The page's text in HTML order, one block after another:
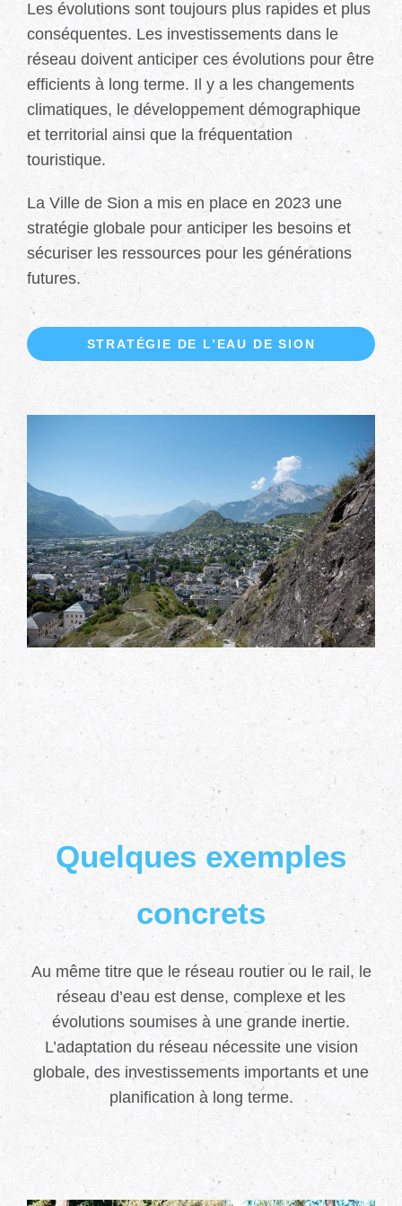
Les évolutions sont toujours plus rapides et plus
conséquentes. Les investissements dans le
réseau doivent anticiper ces évolutions pour être
efficients à long terme. Il y a les changements
climatiques, le développement démographique
et territorial ainsi que la fréquentation
touristique.
La Ville de Sion a mis en place en 2023 une
stratégie globale pour anticiper les besoins et
sécuriser les ressources pour les générations
futures.
STRATÉGIE DE L’EAU DE SION
Quelques exemples
concrets
Au même titre que le réseau routier ou le rail, le
réseau d’eau est dense, complexe et les
évolutions soumises à une grande inertie.
L’adaptation du réseau nécessite une vision
globale, des investissements importants et une
planification à long terme.